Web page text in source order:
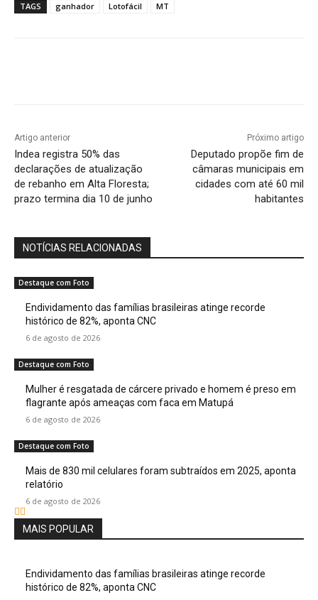
TAGS
ganhador Lotofácil MT
Artigo anterior
Indea registra 50% das
declarações de atualização
de rebanho em Alta Floresta;
prazo termina dia 10 de junho
Próximo artigo
Deputado propõe fim de
câmaras municipais em
cidades com até 60 mil
habitantes
NOTÍCIAS RELACIONADAS
Destaque com Foto
Endividamento das famílias brasileiras atinge recorde
histórico de 82%, aponta CNC
6 de agosto de 2026
Destaque com Foto
Mulher é resgatada de cárcere privado e homem é preso em
flagrante após ameaças com faca em Matupá
6 de agosto de 2026
Destaque com Foto
Mais de 830 mil celulares foram subtraídos em 2025, aponta
relatório
6 de agosto de 2026
MAIS POPULAR
Endividamento das famílias brasileiras atinge recorde
histórico de 82%, aponta CNC